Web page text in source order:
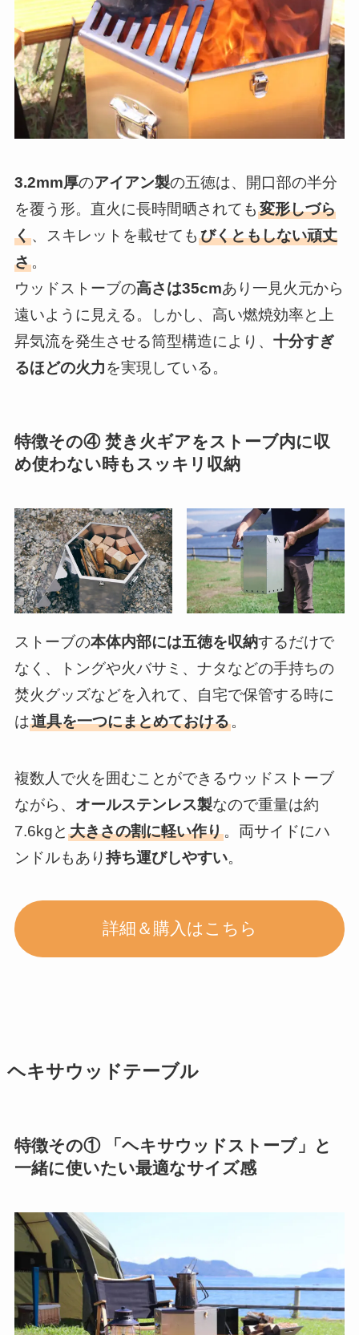
3.2mm厚のアイアン製の五徳は、開口部の半分
を覆う形。直火に長時間晒されても 変形しづら
く、スキレットを載せても びくともしない頑丈
さ。
ウッドストーブの高さは35cmあり一見火元から
遠いように見える。しかし、高い燃焼効率と上
昇気流を発生させる筒型構造により、 十分すぎ
るほどの火力を実現している。
特徴その④ 焚き火ギアをストーブ内に収
め使わない時もスッキリ収納
ストーブの本体内部には五徳を収納するだけで
なく、トングや火バサミ、ナタなどの手持ちの
焚火グッズなどを入れて、自宅で保管する時に
は道具を一つにまとめておける。
複数人で火を囲むことができるウッドストーブ
ながら、 オールステンレス製なので重量は約
7.6kgと 大きさの割に軽い作り。両サイドにハ
ンドルもあり持ち運びしやすい。
詳細＆購入はこちら
ヘキサウッドテーブル
特徴その① 「ヘキサウッドストーブ」と
一緒に使いたい最適なサイズ感